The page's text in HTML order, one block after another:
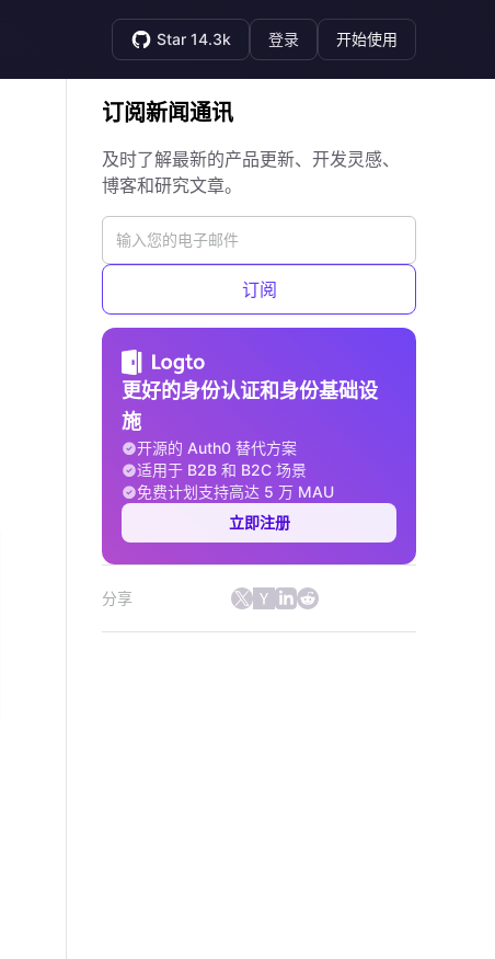
Star 14.3k 登录 开始使用
订阅新闻通讯
及时了解最新的产品更新、开发灵感、
博客和研究文章。
订阅
更好的身份认证和身份基础设
施
开源的 Auth0 替代方案
适用于 B2B 和 B2C 场景
免费计划支持高达 5 万 MAU
立即注册
分享